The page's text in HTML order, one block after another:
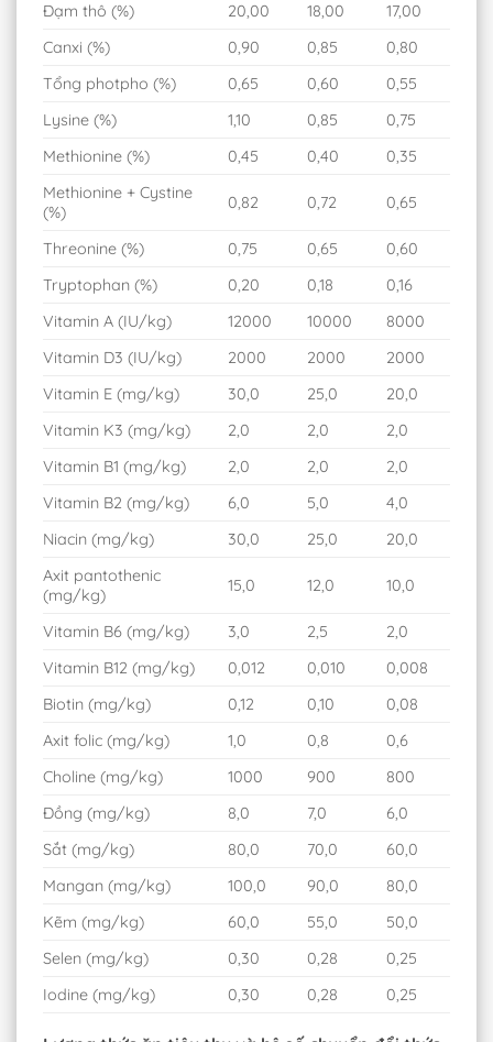
Đạm thô (%)
20,00 18,00
17,00
Canxi (%)
0,90 0,85
0,80
Tổng photpho (%)
0,65 0,60
0,55
Lysine (%)
1,10 0,85
0,75
Methionine (%)
0,45 0,40
0,35
Methionine + Cystine
(%)
0,82 0,72 0,65
Threonine (%) 0,75 0,65
0,60
Tryptophan (%)
0,20 0,18
0,16
Vitamin A (IU/kg)
12000 10000
8000
Vitamin D3 (IU/kg)
2000 2000
2000
Vitamin E (mg/kg)
30,0 25,0
20,0
Vitamin K3 (mg/kg)
2,0 2,0
2,0
Vitamin B1 (mg/kg)
2,0 2,0
2,0
Vitamin B2 (mg/kg)
6,0 5,0
4,0
Niacin (mg/kg)
30,0 25,0
20,0
Axit pantothenic
(mg/kg)
15,0 12,0 10,0
Vitamin B6 (mg/kg) 3,0 2,5
2,0
Vitamin B12 (mg/kg)
0,012 0,010
0,008
Biotin (mg/kg)
0,12 0,10
0,08
Axit folic (mg/kg)
1,0 0,8
0,6
Choline (mg/kg)
1000 900
800
Đồng (mg/kg)
8,0 7,0
6,0
Sắt (mg/kg)
80,0 70,0
60,0
Mangan (mg/kg)
100,0 90,0
80,0
Kẽm (mg/kg)
60,0 55,0
50,0
Selen (mg/kg)
0,30 0,28
0,25
Iodine (mg/kg)
0,30 0,28 0,25